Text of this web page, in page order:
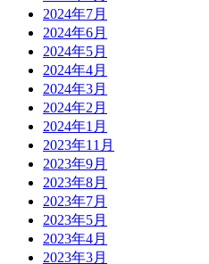
2024年7月
2024年6月
2024年5月
2024年4月
2024年3月
2024年2月
2024年1月
2023年11月
2023年9月
2023年8月
2023年7月
2023年5月
2023年4月
2023年3月